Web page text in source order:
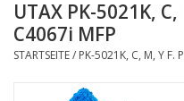
Toner
Büromaschinen
UTAX PK-5021K,
C4067i MFP
STARTSEITE/ PK-5021K, C, M, Y F.